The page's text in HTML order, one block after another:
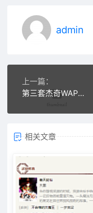
admin
上一篇：
第三套杰奇WAP小说模板，使用百度MIP，搜索引擎收录
相关文章